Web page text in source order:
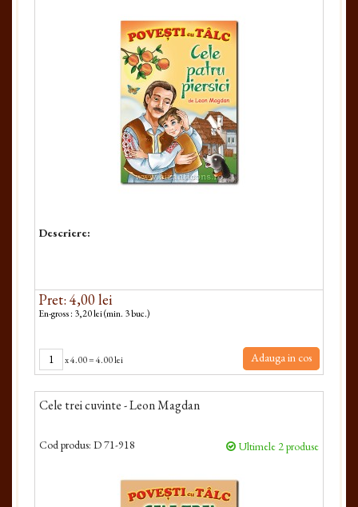
Descriere:
Pret: 4,00 lei
En-gross : 3,20 lei (min. 3 buc.)
x4.00=4.00 lei Adauga in cos
Cele trei cuvinte - Leon Magdan
Cod produs: D 71-918 Ultimele 2 produse